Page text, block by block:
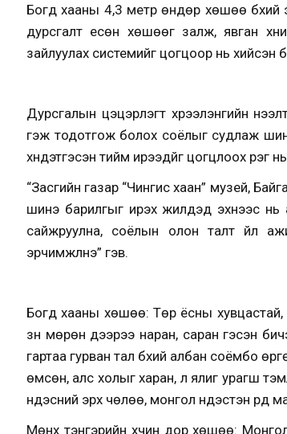
Богд хааны 4,3 метр өндөр хөшөө бүхий
дурсгалт есөн хөшөөг залж, явган
зайлуулах системийг цогцоор нь хийсэн
Дурсгалын цэцэрлэгт хүрээлэнгийн
гэж тодотгож болох соёлыг судлаж
хүндэтгэсэн тийм ирээдүйг цогцлоох үүрэг
“Засгийн газар “Чингис хаан” музей,
шинэ барилгыг ирэх жилүүдэд эхнээс
сайжруулна, соёлын олон талт үйл
эрчимжүүлнэ” гэв.
Богд хааны хөшөө: Төр ёсны хувцастай,
зүүн мөрөн дээрээ наран, саран гэсэн
гартаа гурван тал бүхий албан соёмбо
өмсөн, алс холыг харан, үл ялиг урагш
үндэсний эрх чөлөө, монгол үндэстэн
Мөнх тэнгэрийн хүчин дор хөшөө: Монгол